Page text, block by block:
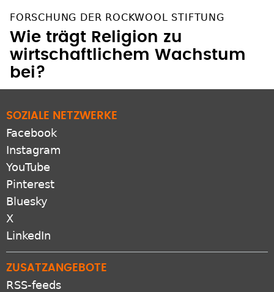
FORSCHUNG DER ROCKWOOL STIFTUNG
Wie trägt Religion zu
wirtschaftlichem Wachstum
bei?
SOZIALE NETZWERKE
Facebook
Instagram
YouTube
Pinterest
Bluesky
X
LinkedIn
ZUSATZANGEBOTE
RSS-feeds